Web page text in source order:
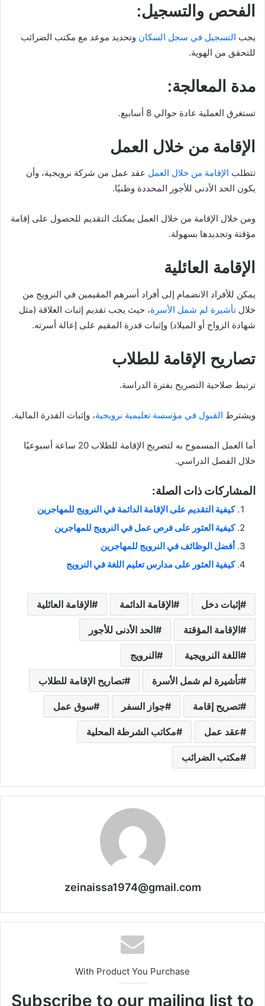
الفحص والتسجيل:
يجب التسجيل في سجل السكان وتحديد موعد مع مكتب الضرائب
للتحقق من الهوية.
مدة المعالجة:
تستغرق العملية عادة حوالي 8 أسابيع.
الإقامة من خلال العمل
تتطلب الإقامة من خلال العمل عقد عمل من شركة نرويجية، وأن
يكون الحد الأدنى للأجور المحددة وطنيًا.
ومن خلال الإقامة من خلال العمل يمكنك التقديم للحصول على إقامة
مؤقتة وتجديدها بسهولة.
الإقامة العائلية
يمكن للأفراد الانضمام إلى أفراد أسرهم المقيمين في النرويج من
خلال تأشيرة لم شمل الأسرة، حيث يجب تقديم إثبات العلاقة (مثل
شهادة الزواج أو الميلاد) وإثبات قدرة المقيم على إعالة أسرته.
تصاريح الإقامة للطلاب
ترتبط صلاحية التصريح بفترة الدراسة.
ويشترط القبول في مؤسسة تعليمية نرويجية، وإثبات القدرة المالية.
أما العمل المسموح به لتصريح الإقامة للطلاب 20 ساعة أسبوعيًا
خلال الفصل الدراسي.
المشاركات ذات الصلة:
كيفية التقديم على الإقامة الدائمة في النرويج للمهاجرين
كيفية العثور على فرص عمل في النرويج للمهاجرين
أفضل الوظائف في النرويج للمهاجرين
كيفية العثور على مدارس تعليم اللغة في النرويج
إثبات دخل الإقامة الدائمة الإقامة العائلية
الإقامة المؤقتة الحد الأدنى للأجور
اللغة النرويجية النرويج
تأشيرة لم شمل الأسرة تصاريح الإقامة للطلاب
تصريح إقامة جواز السفر سوق عمل
عقد عمل مكاتب الشرطة المحلية
مكتب الضرائب
zeinaissa1974@gmail.com
With Product You Purchase
Subscribe to our mailing list to